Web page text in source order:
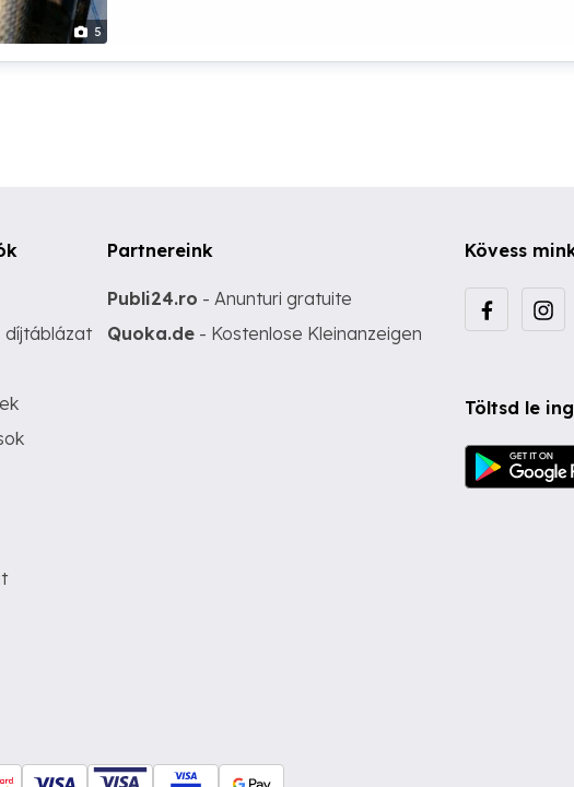
5
díjtáblázat
Partnereink
Publi24.ro - Anunturi gratuite
Quoka.de - Kostenlose Kleinanzeigen
Kövess
Töltsd le